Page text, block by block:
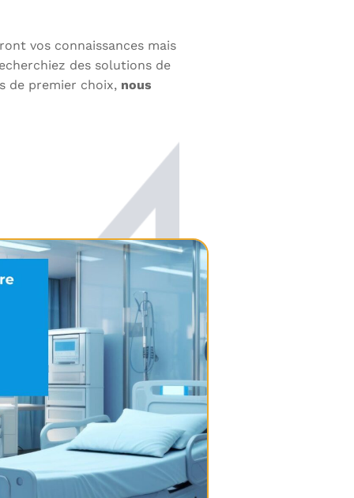
vos connaissances mais
des solutions de
de premier choix, nous